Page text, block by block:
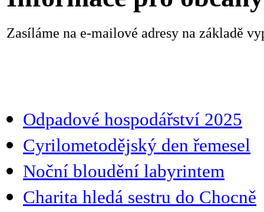
Zasíláme na e-mailové adresy na základě
Odpadové hospodářství 2025
Cyrilometodějský den řemesel
Noční bloudění labyrintem
Charita hledá sestru do Chocně